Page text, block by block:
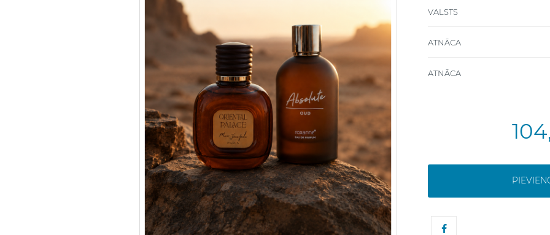
VALSTS
ATNĀCA
ATNĀCA